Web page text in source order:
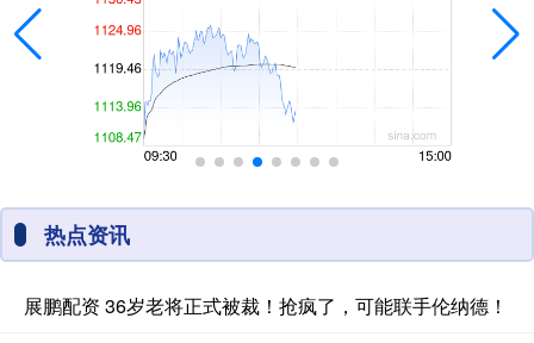
热点资讯
展鹏配资 36岁老将正式被裁！抢疯了，可能联手伦纳德！